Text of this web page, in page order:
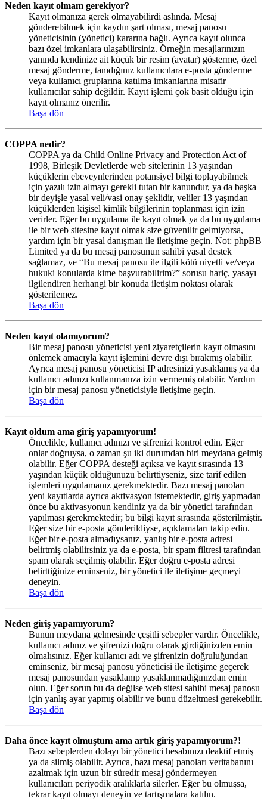
Neden kayıt olmam gerekiyor?
Kayıt olmanıza gerek olmayabilirdi aslında. Mesaj
gönderebilmek için kaydın şart olması, mesaj panosu
yöneticisinin (yönetici) kararına bağlı. Ayrıca kayıt olunca
bazı özel imkanlara ulaşabilirsiniz. Örneğin mesajlarınızın
yanında kendinize ait küçük bir resim (avatar) gösterme, özel
mesaj gönderme, tanıdığınız kullanıcılara e-posta gönderme
veya kullanıcı gruplarına katılma imkanlarına misafir
kullanıcılar sahip değildir. Kayıt işlemi çok basit olduğu için
kayıt olmanız önerilir.
Başa dön
COPPA nedir?
COPPA ya da Child Online Privacy and Protection Act of
1998, Birleşik Devletlerde web sitelerinin 13 yaşından
küçüklerin ebeveynlerinden potansiyel bilgi toplayabilmek
için yazılı izin almayı gerekli tutan bir kanundur, ya da başka
bir deyişle yasal veli/vasi onay şeklidir, veliler 13 yaşından
küçüklerden kişisel kimlik bilgilerinin toplanması için izin
verirler. Eğer bu uygulama ile kayıt olmak ya da bu uygulama
ile bir web sitesine kayıt olmak size güvenilir gelmiyorsa,
yardım için bir yasal danışman ile iletişime geçin. Not: phpBB
Limited ya da bu mesaj panosunun sahibi yasal destek
sağlamaz, ve “Bu mesaj panosu ile ilgili kötü niyetli ve/veya
hukuki konularda kime başvurabilirim?” sorusu hariç, yasayı
ilgilendiren herhangi bir konuda iletişim noktası olarak
gösterilemez.
Başa dön
Neden kayıt olamıyorum?
Bir mesaj panosu yöneticisi yeni ziyaretçilerin kayıt olmasını
önlemek amacıyla kayıt işlemini devre dışı bırakmış olabilir.
Ayrıca mesaj panosu yöneticisi IP adresinizi yasaklamış ya da
kullanıcı adınızı kullanmanıza izin vermemiş olabilir. Yardım
için bir mesaj panosu yöneticisiyle iletişime geçin.
Başa dön
Kayıt oldum ama giriş yapamıyorum!
Öncelikle, kullanıcı adınızı ve şifrenizi kontrol edin. Eğer
onlar doğruysa, o zaman şu iki durumdan biri meydana gelmiş
olabilir. Eğer COPPA desteği açıksa ve kayıt sırasında 13
yaşından küçük olduğunuzu belirttiyseniz, size tarif edilen
işlemleri uygulamanız gerekmektedir. Bazı mesaj panoları
yeni kayıtlarda ayrıca aktivasyon istemektedir, giriş yapmadan
önce bu aktivasyonun kendiniz ya da bir yönetici tarafından
yapılması gerekmektedir; bu bilgi kayıt sırasında gösterilmiştir.
Eğer size bir e-posta gönderildiyse, açıklamaları takip edin.
Eğer bir e-posta almadıysanız, yanlış bir e-posta adresi
belirtmiş olabilirsiniz ya da e-posta, bir spam filtresi tarafından
spam olarak seçilmiş olabilir. Eğer doğru e-posta adresi
belirttiğinize eminseniz, bir yönetici ile iletişime geçmeyi
deneyin.
Başa dön
Neden giriş yapamıyorum?
Bunun meydana gelmesinde çeşitli sebepler vardır. Öncelikle,
kullanıcı adınız ve şifrenizi doğru olarak girdiğinizden emin
olmalısınız. Eğer kullanıcı adı ve şifrenizin doğruluğundan
eminseniz, bir mesaj panosu yöneticisi ile iletişime geçerek
mesaj panosundan yasaklanıp yasaklanmadığınızdan emin
olun. Eğer sorun bu da değilse web sitesi sahibi mesaj panosu
için yanlış ayar yapmış olabilir ve bunu düzeltmesi gerekebilir.
Başa dön
Daha önce kayıt olmuştum ama artık giriş yapamıyorum?!
Bazı sebeplerden dolayı bir yönetici hesabınızı deaktif etmiş
ya da silmiş olabilir. Ayrıca, bazı mesaj panoları veritabanını
azaltmak için uzun bir süredir mesaj göndermeyen
kullanıcıları periyodik aralıklarla silerler. Eğer bu olmuşsa,
tekrar kayıt olmayı deneyin ve tartışmalara katılın.